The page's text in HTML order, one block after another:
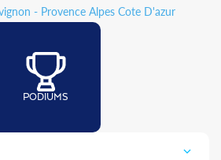
- Provence Alpes Cote D'azur
PODIUMS